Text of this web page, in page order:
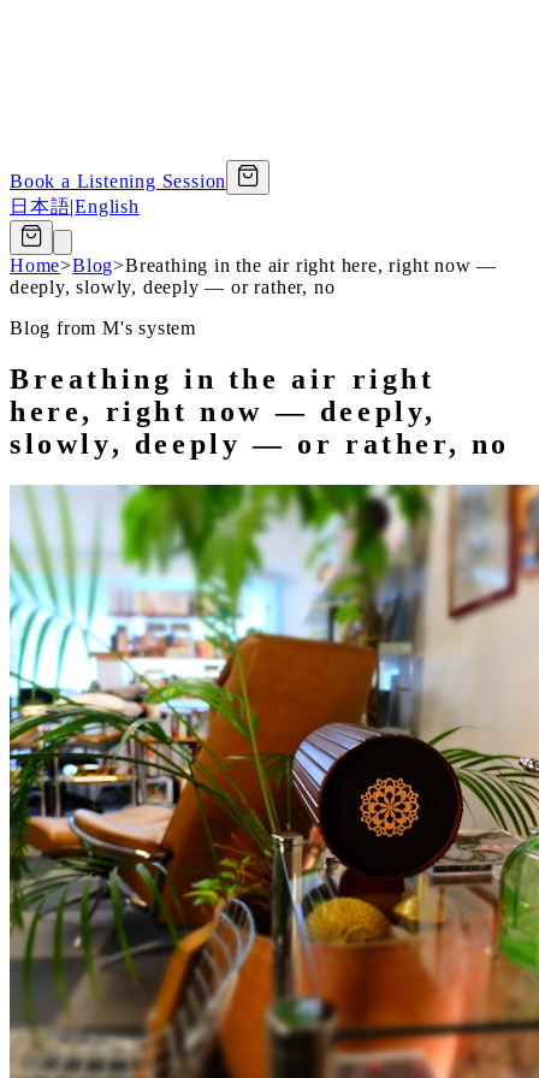
Book a Listening Session
日本語|English
Home>Blog>Breathing in the air right here, right now —
deeply, slowly, deeply — or rather, no
Blog from M's system
Breathing in the air right
here, right now — deeply,
slowly, deeply — or rather, no